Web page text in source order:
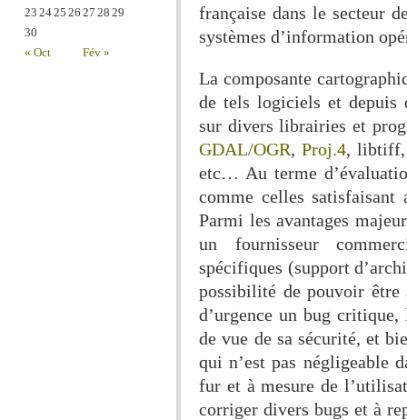
« Oct Fév »
23 2425 26 27 28 29
30
française dans le secteur
systèmes d’information
La composante
de tels logiciels et depuis
sur divers librairies et
GDAL/OGR, Proj.4, libtiff,
etc… Au terme
comme celles satisfaisant
Parmi les avantages
un fournisseur
spécifiques (support
possibilité de pouvoir
d’urgence un bug
de vue de sa sécurité, et
qui n’est pas négligeable
fur et à mesure de
corriger divers bugs et à